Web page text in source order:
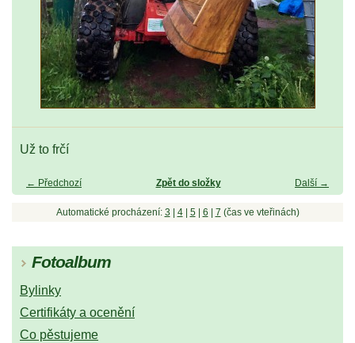
Už to frčí
← Předchozí Další →
Zpět do složky
Automatické procházení: 3 4| 5| 6 7 (čas ve vteřinách)
Fotoalbum
Bylinky
Certifikáty a ocenění
Co pěstujeme